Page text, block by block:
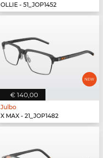
OLLIE - 51_JOP1452
€ 140,00
Julbo
X MAX - 21_JOP1482